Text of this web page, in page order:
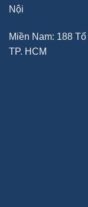
Nội
Miền Nam: 188
TP. HCM